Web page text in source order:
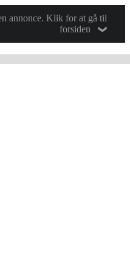
annonce. Klik for at gå til
forsiden